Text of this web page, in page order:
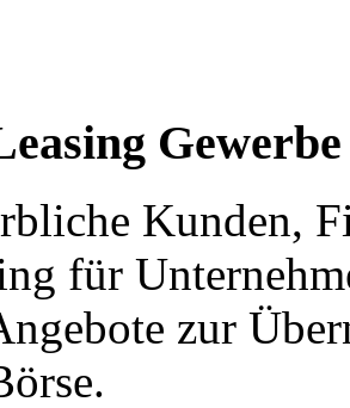
Gewerbe
Kunden,
für
zur